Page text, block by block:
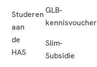
Studeren
aan
de
HAS
GLB-
kennisvoucher
Slim-
Subsidie